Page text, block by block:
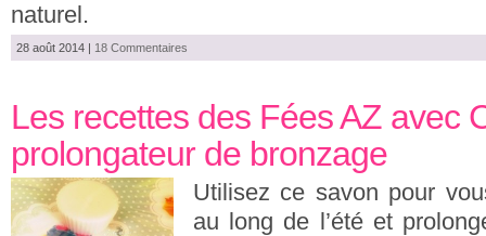
naturel.
28 août 2014 | 18 Commentaires
Les recettes des Fées AZ avec
prolongateur de bronzage
Utilisez ce savon pour
au long de l’été et